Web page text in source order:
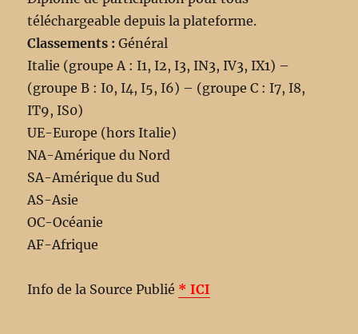
téléchargeable depuis la plateforme.
Classements : Général
Italie (groupe A : I1, I2, I3, IN3, IV3, IX1) –
(groupe B : I0, I4, I5, I6) – (groupe C : I7, I8,
IT9, IS0)
UE-Europe (hors Italie)
NA-Amérique du Nord
SA-Amérique du Sud
AS-Asie
OC-Océanie
AF-Afrique
Info de la Source Publié * ICI